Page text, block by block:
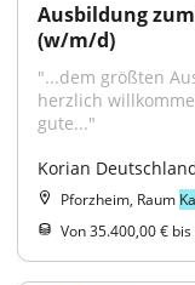
Ausbildung
(w/m/d)
"...dem größten
herzlich
gute..."
Korian
Pforzheim, Raum
Von 35.400,00 €